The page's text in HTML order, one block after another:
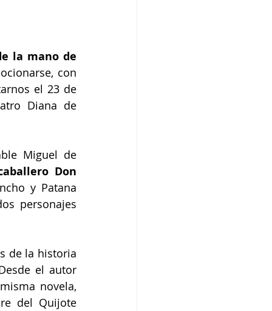
la mano de
con
el 23 de
Diana de
Miguel de
Don
y Patana
personajes
de la historia
el autor
novela,
del Quijote